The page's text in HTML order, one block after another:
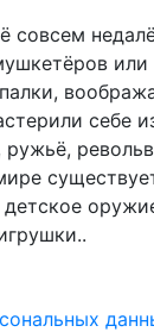
совсем
себе